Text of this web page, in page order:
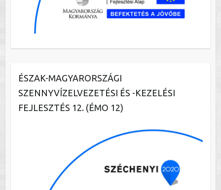
ÉSZAK-MAGYARORSZÁGI
SZENNYVÍZELVEZETÉSI ÉS -KEZELÉSI
FEJLESZTÉS 12. (ÉMO 12)